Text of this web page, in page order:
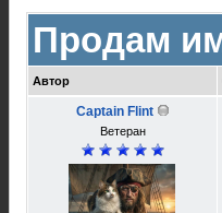
Продам
Автор
Captain Flint
Ветеран